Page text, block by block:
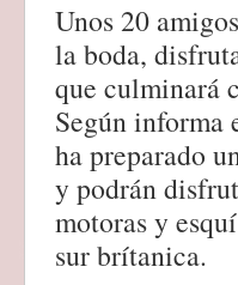
Unos 20
la boda,
que culminará
Según
ha preparado
y podrán
motoras y
sur brítanica.